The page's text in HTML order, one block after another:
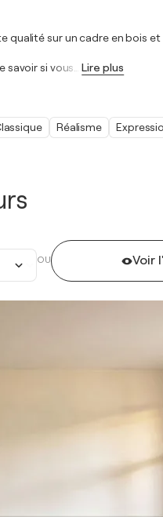
OU Voir
qualité sur un cadre en bois
savoir si vous Lire plus
Réalisme